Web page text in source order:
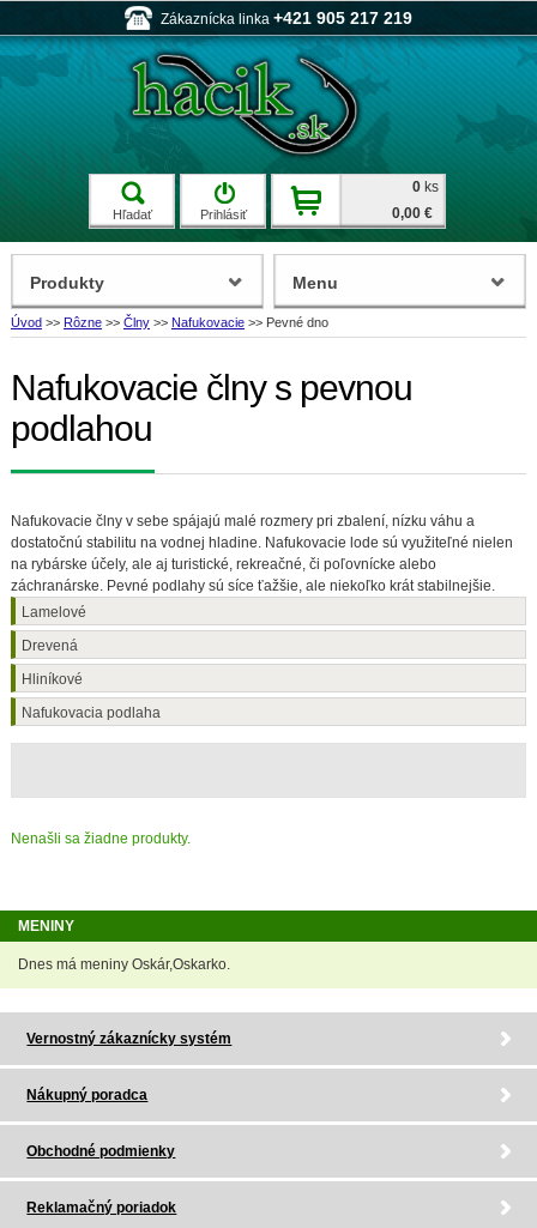
Zákaznícka linka +421 905 217 219
Hľadať Prihlásiť
0 ks
0,00 €
Úvod >> Rôzne >> Člny >> Nafukovacie >> Pevné dno
Nafukovacie člny s pevnou
podlahou
Nafukovacie člny v sebe spájajú malé rozmery pri zbalení, nízku váhu a
dostatočnú stabilitu na vodnej hladine. Nafukovacie lode sú využiteľné nielen
na rybárske účely, ale aj turistické, rekreačné, či poľovnícke alebo
záchranárske. Pevné podlahy sú síce ťažšie, ale niekoľko krát stabilnejšie.
Lamelové
Drevená
Hliníkové
Nafukovacia podlaha
Nenašli sa žiadne produkty.
Produkty
MENINY
Dnes má meniny Oskár,Oskarko.
Menu
Vernostný zákaznícky systém
Nákupný poradca
Obchodné podmienky
Reklamačný poriadok